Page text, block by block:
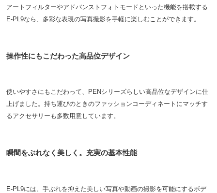
アートフィルターやアドバンストフォトモードといった機能を搭載する
E-PL9なら、多彩な表現の写真撮影を手軽に楽しむことができます。
操作性にもこだわった高品位デザイン
使いやすさにもこだわって、PENシリーズらしい高品位なデザインに仕
上げました。持ち運びのときのファッションコーディネートにマッチす
るアクセサリーも多数用意しています。
瞬間をぶれなく美しく。充実の基本性能
E-PL9には、手ぶれを抑えた美しい写真や動画の撮影を可能にするボデ